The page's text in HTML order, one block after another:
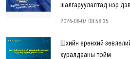
шалгаруулалтад нэр
2026-08-07 08:58:35
Шүүхийн ерөнхий
хуралдааны тойм